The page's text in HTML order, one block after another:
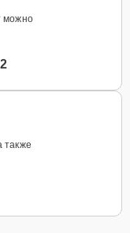
можно
также